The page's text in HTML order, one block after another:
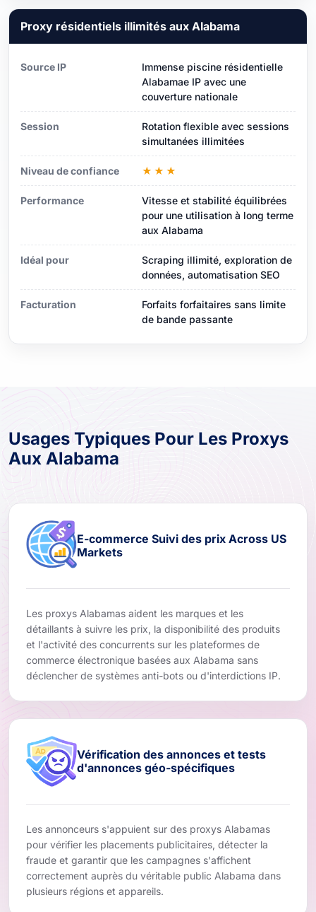
Proxy résidentiels illimités aux Alabama
Source IP
Immense piscine résidentielle
Alabamae IP avec une
couverture nationale
Session
Rotation flexible avec sessions
simultanées illimitées
Niveau de confiance ★★★
Performance
Vitesse et stabilité équilibrées
pour une utilisation à long terme
aux Alabama
Idéal pour
Scraping illimité, exploration de
données, automatisation SEO
Facturation
Forfaits forfaitaires sans limite
de bande passante
Usages Typiques Pour Les Proxys
Aux Alabama
E-commerce Suivi des prix Across US
Markets
Les proxys Alabamas aident les marques et les
détaillants à suivre les prix, la disponibilité des produits
et l'activité des concurrents sur les plateformes de
commerce électronique basées aux Alabama sans
déclencher de systèmes anti-bots ou d'interdictions IP.
Vérification des annonces et tests
d'annonces géo-spécifiques
Les annonceurs s'appuient sur des proxys Alabamas
pour vérifier les placements publicitaires, détecter la
fraude et garantir que les campagnes s'affichent
correctement auprès du véritable public Alabama dans
plusieurs régions et appareils.